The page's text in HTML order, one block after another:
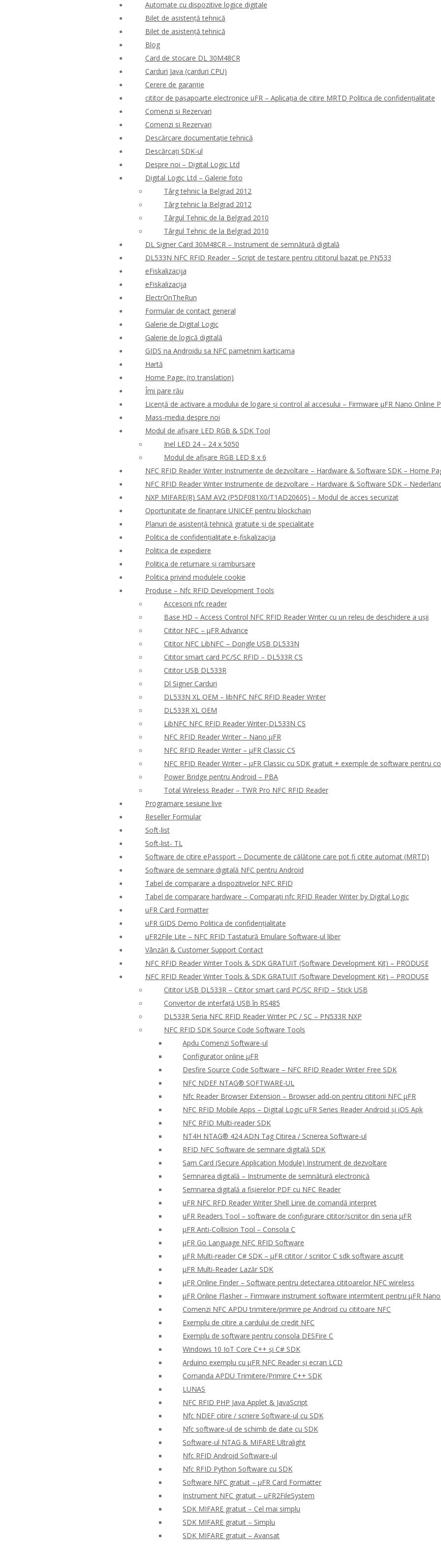
Automate cu dispozitive logice digitale
Bilet de asistență tehnică
Bilet de asistență tehnică
Blog
Card de stocare DL 30M48CR
Carduri Java (carduri CPU)
Cerere de garanție
cititor de pașapoarte electronice uFR – Aplicația de citire MRTD Politica de confidențialitate
Comenzi si Rezervari
Comenzi si Rezervari
Descărcare documentație tehnică
Descărcați SDK-ul
Despre noi – Digital Logic Ltd
Digital Logic Ltd – Galerie foto
Târg tehnic la Belgrad 2012
Târg tehnic la Belgrad 2012
Târgul Tehnic de la Belgrad 2010
Târgul Tehnic de la Belgrad 2010
DL Signer Card 30M48CR – Instrument de semnătură digitală
DL533N NFC RFID Reader – Script de testare pentru cititorul bazat pe PN533
eFiskalizacija
eFiskalizacija
ElectrOnTheRun
Formular de contact general
Galerie de Digital Logic
Galerie de logică digitală
GIDS na Androidu sa NFC pametnim karticama
Hartă
Home Page: (ro translation)
Îmi pare rău
Licență de activare a modului de logare și control al accesului – Firmware μFR Nano Online
Mass-media despre noi
Modul de afișare LED RGB & SDK Tool
Inel LED 24 – 24 x 5050
Modul de afișare RGB LED 8 x 6
NFC RFID Reader Writer Instrumente de dezvoltare – Hardware & Software SDK – Home
NFC RFID Reader Writer Instrumente de dezvoltare – Hardware & Software SDK –
NXP MIFARE(R) SAM AV2 (P5DF081X0/T1AD2060S) – Modul de acces securizat
Oportunitate de finanțare UNICEF pentru blockchain
Planuri de asistență tehnică gratuite și de specialitate
Politica de confidențialitate e-fiskalizacija
Politica de expediere
Politica de returnare și rambursare
Politica privind modulele cookie
Produse – Nfc RFID Development Tools
Accesorii nfc reader
Base HD – Access Control NFC RFID Reader Writer cu un releu de deschidere a ușii
Cititor NFC – μFR Advance
Cititor NFC LibNFC – Dongle USB DL533N
Cititor smart card PC/SC RFID – DL533R CS
Cititor USB DL533R
Dl Signer Carduri
DL533N XL OEM – libNFC NFC RFID Reader Writer
DL533R XL OEM
LibNFC NFC RFID Reader Writer-DL533N CS
NFC RFID Reader Writer – Nano μFR
NFC RFID Reader Writer – μFR Classic CS
NFC RFID Reader Writer – μFR Classic cu SDK gratuit + exemple de software pentru
Power Bridge pentru Android – PBA
Total Wireless Reader – TWR Pro NFC RFID Reader
Programare sesiune live
Reseller Formular
Soft-list
Soft-list- TL
Software de citire ePassport – Documente de călătorie care pot fi citite automat (MRTD)
Software de semnare digitală NFC pentru Android
Tabel de comparare a dispozitivelor NFC RFID
Tabel de comparare hardware – Comparați nfc RFID Reader Writer by Digital Logic
uFR Card Formatter
uFR GIDS Demo Politica de confidențialitate
uFR2File Lite – NFC RFID Tastatură Emulare Software-ul liber
Vânzări & Customer Support Contact
NFC RFID Reader Writer Tools & SDK GRATUIT (Software Development Kit) – PRODUSE
NFC RFID Reader Writer Tools & SDK GRATUIT (Software Development Kit) – PRODUSE
Cititor USB DL533R – Cititor smart card PC/SC RFID – Stick USB
Convertor de interfață USB în RS485
DL533R Seria NFC RFID Reader Writer PC / SC – PN533R NXP
NFC RFID SDK Source Code Software Tools
Apdu Comenzi Software-ul
Configurator online μFR
Desfire Source Code Software – NFC RFID Reader Writer Free SDK
NFC NDEF NTAG® SOFTWARE-UL
Nfc Reader Browser Extension – Browser add-on pentru cititorii NFC μFR
NFC RFID Mobile Apps – Digital Logic uFR Series Reader Android și iOS Apk
NFC RFID Multi-reader SDK
NT4H NTAG® 424 ADN Tag Citirea / Scrierea Software-ul
RFID NFC Software de semnare digitală SDK
Sam Card (Secure Application Module) Instrument de dezvoltare
Semnarea digitală – Instrumente de semnătură electronică
Semnarea digitală a fișierelor PDF cu NFC Reader
uFR NFC RFD Reader Writer Shell Linie de comandă interpret
uFR Readers Tool – software de configurare cititor/scriitor din seria μFR
μFR Anti-Collision Tool – Consola C
μFR Go Language NFC RFID Software
μFR Multi-reader C# SDK – μFR cititor / scriitor C sdk software ascuțit
μFR Multi-Reader Lazăr SDK
μFR Online Finder – Software pentru detectarea cititoarelor NFC wireless
μFR Online Flasher – Firmware instrument software intermitent pentru μFR
Comenzi NFC APDU trimitere/primire pe Android cu cititoare NFC
Exemplu de citire a cardului de credit NFC
Exemplu de software pentru consola DESFire C
Windows 10 IoT Core C++ și C# SDK
Arduino exemplu cu μFR NFC Reader și ecran LCD
Comanda APDU Trimitere/Primire C++ SDK
LUNAS
NFC RFID PHP Java Applet & JavaScript
Nfc NDEF citire / scriere Software-ul cu SDK
Nfc software-ul de schimb de date cu SDK
Software-ul NTAG & MIFARE Ultralight
Nfc RFID Android Software-ul
Nfc RFID Python Software cu SDK
Software NFC gratuit – μFR Card Formatter
Instrument NFC gratuit – uFR2FileSystem
SDK MIFARE gratuit – Cel mai simplu
SDK MIFARE gratuit – Simplu
SDK MIFARE gratuit – Avansat